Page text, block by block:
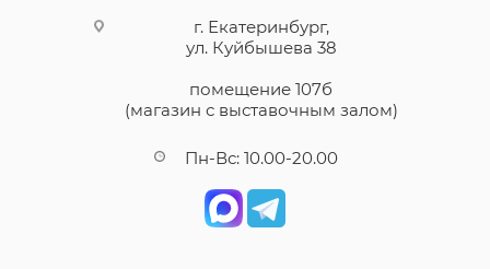
г. Екатеринбург,
ул. Куйбышева 38
помещение 107б
(магазин с выставочным залом)
Пн-Вс: 10.00-20.00